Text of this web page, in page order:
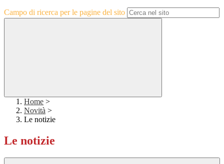
Campo di ricerca per le pagine del sito
Home >
Novità >
Le notizie
Le notizie